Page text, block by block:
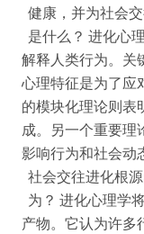
健康，并为社会
是什么？ 进化心
解释人类行为。关
心理特征是为了应
的模块化理论则表
成。另一个重要理
影响行为和社会动
社会交往进化根
为？ 进化心理学
产物。它认为许多